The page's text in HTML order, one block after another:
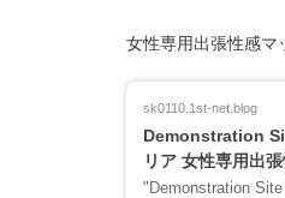
女性専用出張性感マ
sk0110.1st-net.blog
Demonstration
リア 女性専用出
"Demonstration